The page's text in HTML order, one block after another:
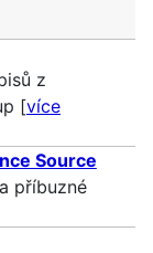
z
[více
Source
příbuzné